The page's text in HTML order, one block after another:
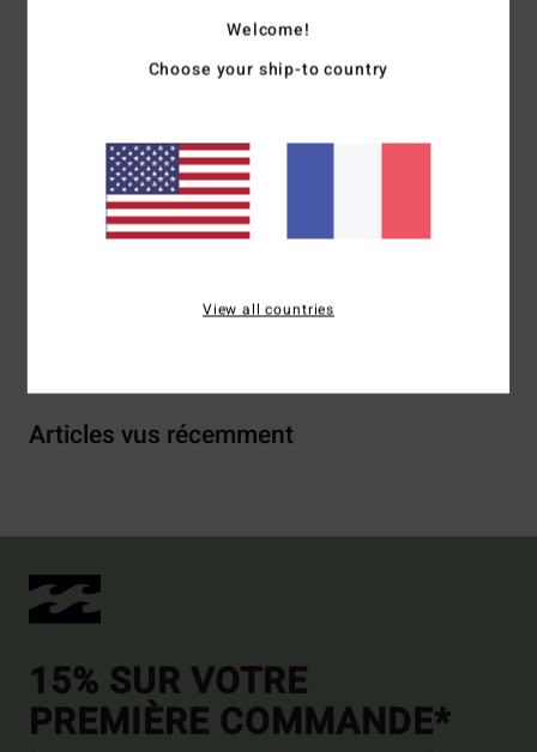
7,60 cm (taille M)
Boutons internes sur les bretelles arrière pour
Logo :plaque en métal
Composition[Matière principale] 100 % Coton
Traçabilité du produit (Loi Agec)
Articles vus récemment
15% SUR VOTRE
PREMIÈRE COMMANDE*
Welcome!
Choose your ship-to country
View all countries